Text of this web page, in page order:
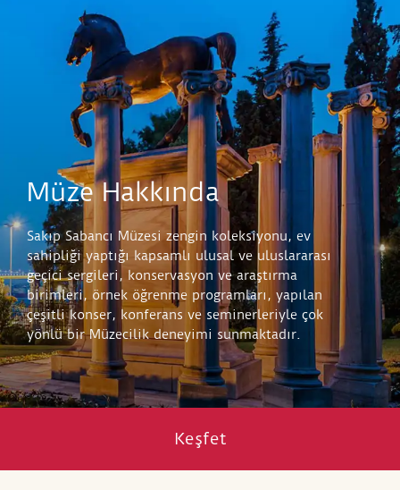
Müze Hakkında
Sakıp Sabancı Müzesi zengin koleksiyonu, ev
sahipliği yaptığı kapsamlı ulusal ve uluslararası
geçici sergileri, konservasyon ve araştırma
birimleri, örnek öğrenme programları, yapılan
çeşitli konser, konferans ve seminerleriyle çok
yönlü bir Müzecilik deneyimi sunmaktadır.
Keşfet